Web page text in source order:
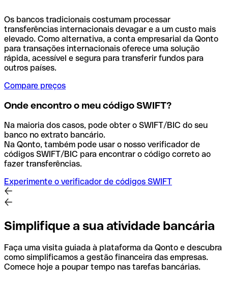
Os bancos tradicionais costumam processar
transferências internacionais devagar e a um custo mais
elevado. Como alternativa, a conta empresarial da Qonto
para transações internacionais oferece uma solução
rápida, acessível e segura para transferir fundos para
outros países.
Compare preços
Onde encontro o meu código SWIFT?
Na maioria dos casos, pode obter o SWIFT/BIC do seu
banco no extrato bancário.
Na Qonto, também pode usar o nosso verificador de
códigos SWIFT/BIC para encontrar o código correto ao
fazer transferências.
Experimente o verificador de códigos SWIFT
Simplifique a sua atividade bancária
Faça uma visita guiada à plataforma da Qonto e descubra
como simplificamos a gestão financeira das empresas.
Comece hoje a poupar tempo nas tarefas bancárias.